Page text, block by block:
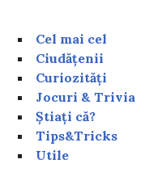
Cel mai cel
Ciudățenii
Curiozități
Jocuri & Trivia
Știați că?
Tips&Tricks
Utile